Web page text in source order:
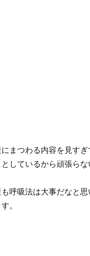
まつわる内容を見す
しているから頑張ら
呼吸法は大事だなと
。